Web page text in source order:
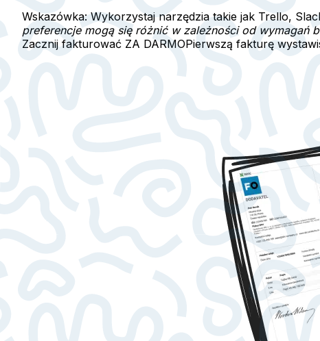
Wskazówka: Wykorzystaj narzędzia takie jak Trello,
preferencje mogą się różnić w zależności od wymagań
Zacznij fakturować ZA DARMOPierwszą fakturę